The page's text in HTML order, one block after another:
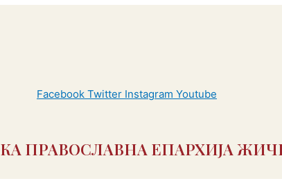
Facebook Twitter Instagram Youtube
ПРАВОСЛАВНА ЕПАРХИЈА